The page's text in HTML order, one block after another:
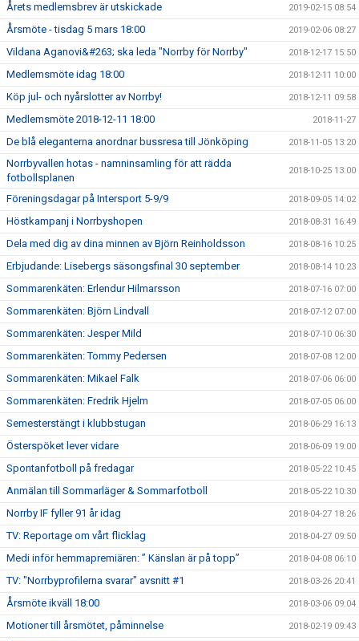
Årets medlemsbrev är utskickade 2019-02-15 08:54
Årsmöte - tisdag 5 mars 18:00 2019-02-06 08:27
Vildana Aganovi&#263; ska leda "Norrby för Norrby" 2018-12-17 15:50
Medlemsmöte idag 18:00 2018-12-11 10:00
Köp jul- och nyårslotter av Norrby! 2018-12-11 09:58
Medlemsmöte 2018-12-11 18:00 2018-11-27
De blå eleganterna anordnar bussresa till Jönköping 2018-11-05 13:20
Norrbyvallen hotas - namninsamling för att rädda
fotbollsplanen
2018-10-25 13:00
Föreningsdagar på Intersport 5-9/9 2018-09-05 14:02
Höstkampanj i Norrbyshopen 2018-08-31 16:49
Dela med dig av dina minnen av Björn Reinholdsson 2018-08-16 10:25
Erbjudande: Lisebergs säsongsfinal 30 september 2018-08-14 10:23
Sommarenkäten: Erlendur Hilmarsson 2018-07-16 07:00
Sommarenkäten: Björn Lindvall 2018-07-12 07:00
Sommarenkäten: Jesper Mild 2018-07-10 06:30
Sommarenkäten: Tommy Pedersen 2018-07-08 12:00
Sommarenkäten: Mikael Falk 2018-07-06 06:00
Sommarenkäten: Fredrik Hjelm 2018-07-05 06:00
Semesterstängt i klubbstugan 2018-06-29 16:13
Österspöket lever vidare 2018-06-09 19:00
Spontanfotboll på fredagar 2018-05-22 10:45
Anmälan till Sommarläger & Sommarfotboll 2018-05-22 10:30
Norrby IF fyller 91 år idag 2018-04-27 18:26
TV: Reportage om vårt flicklag 2018-04-27 09:50
Medi inför hemmapremiären: ” Känslan är på topp” 2018-04-08 06:10
TV: "Norrbyprofilerna svarar" avsnitt #1 2018-03-26 20:41
Årsmöte ikväll 18:00 2018-03-06 09:04
Motioner till årsmötet, påminnelse 2018-02-19 09:43